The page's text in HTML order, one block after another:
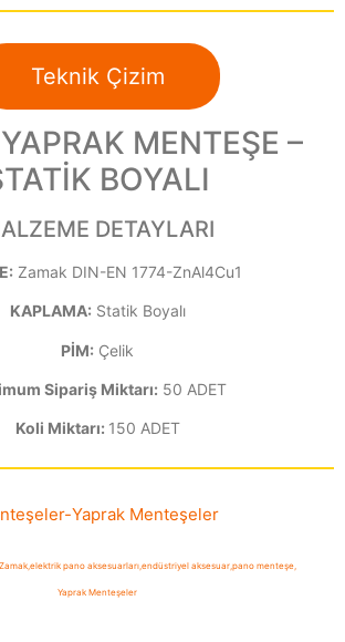
Teknik Çizim
MENTEŞE –
BOYALI
DETAYLARI
Zamak DIN-EN 1774-ZnAl4Cu1
KAPLAMA: Statik Boyalı
PİM: Çelik
Sipariş Miktarı: 50 ADET
Koli Miktarı: 150 ADET
-Yaprak Menteşeler
elektrik pano aksesuarları endüstriyel aksesuar pano menteşe
Yaprak Menteşeler